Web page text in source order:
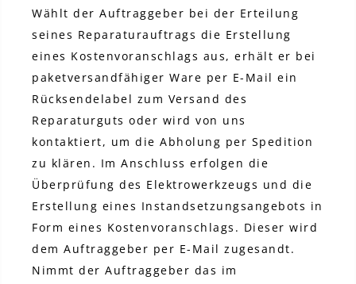
Wählt der Auftraggeber bei der Erteilung
seines Reparaturauftrags die Erstellung
eines Kostenvoranschlags aus, erhält er bei
paketversandfähiger Ware per E-Mail ein
Rücksendelabel zum Versand des
Reparaturguts oder wird von uns
kontaktiert, um die Abholung per Spedition
zu klären. Im Anschluss erfolgen die
Überprüfung des Elektrowerkzeugs und die
Erstellung eines Instandsetzungsangebots in
Form eines Kostenvoranschlags. Dieser wird
dem Auftraggeber per E-Mail zugesandt.
Nimmt der Auftraggeber das im